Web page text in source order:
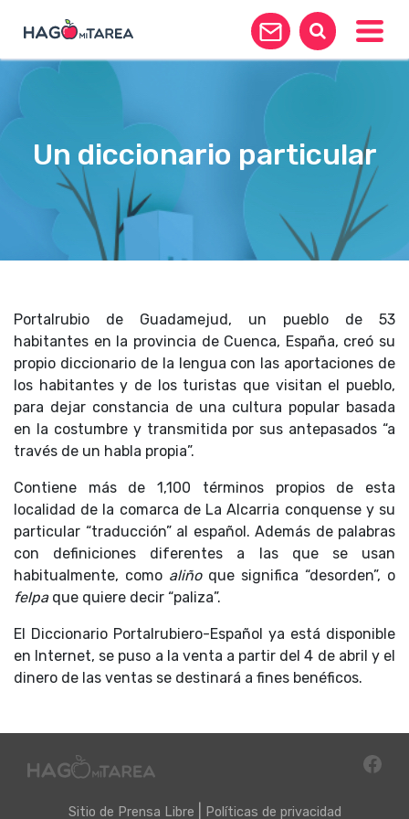
Un diccionario particular
Portalrubio de Guadamejud, un pueblo de 53
habitantes en la provincia de Cuenca, España, creó su
propio diccionario de la lengua con las aportaciones de
los habitantes y de los turistas que visitan el pueblo,
para dejar constancia de una cultura popular basada
en la costumbre y transmitida por sus antepasados “a
través de un habla propia”.
Contiene más de 1,100 términos propios de esta
localidad de la comarca de La Alcarria conquense y su
particular “traducción” al español. Además de palabras
con definiciones diferentes a las que se usan
habitualmente, como aliñoque significa “desorden”, o
felpaque quiere decir “paliza”.
El Diccionario Portalrubiero-Español ya está disponible
en Internet, se puso a la venta a partir del 4 de abril y el
dinero de las ventas se destinará a fines benéficos.
Sitio de Prensa Libre Políticas de privacidad